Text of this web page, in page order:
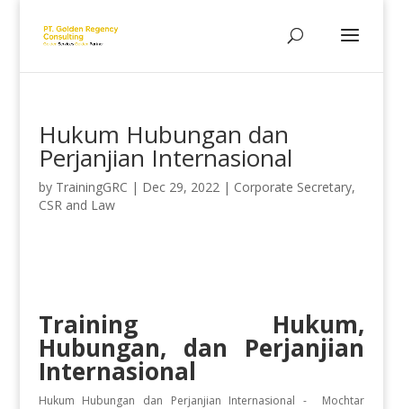
Hukum Hubungan dan
Perjanjian Internasional
by TrainingGRC | Dec 29, 2022| Corporate Secretary,
CSR and Law
Training Hukum,
Hubungan, dan Perjanjian
Internasional
Hukum Hubungan dan Perjanjian Internasional - Mochtar